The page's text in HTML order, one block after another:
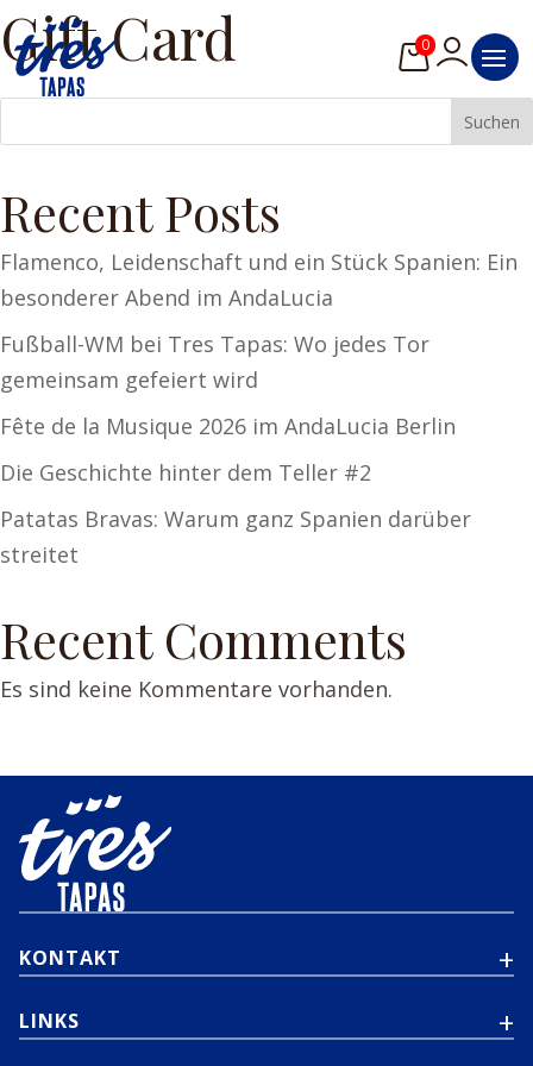
0
Gift Card
Suchen
Recent Posts
Flamenco, Leidenschaft und ein Stück Spanien: Ein
besonderer Abend im AndaLucia
Fußball-WM bei Tres Tapas: Wo jedes Tor
gemeinsam gefeiert wird
Fête de la Musique 2026 im AndaLucia Berlin
Die Geschichte hinter dem Teller #2
Patatas Bravas: Warum ganz Spanien darüber
streitet
Recent Comments
Es sind keine Kommentare vorhanden.
KONTAKT
LINKS